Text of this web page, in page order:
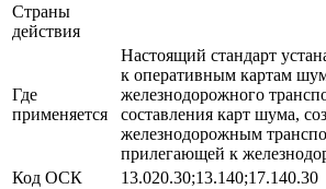
Страны
действия
Где
применяется
Настоящий стандарт
к оперативным картам
железнодорожного
составления карт шума,
железнодорожным
прилегающей к
Код ОСК
13.020.30;13.140;17.140.30